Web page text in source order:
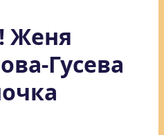
Женя
Гусева